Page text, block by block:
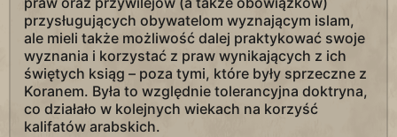
przysługujących obywatelom wyznającym islam,
ale mieli także możliwość dalej praktykować swoje
wyznania i korzystać z praw wynikających z ich
świętych ksiąg – poza tymi, które były sprzeczne z
Koranem. Była to względnie tolerancyjna doktryna,
co działało w kolejnych wiekach na korzyść
kalifatów arabskich.